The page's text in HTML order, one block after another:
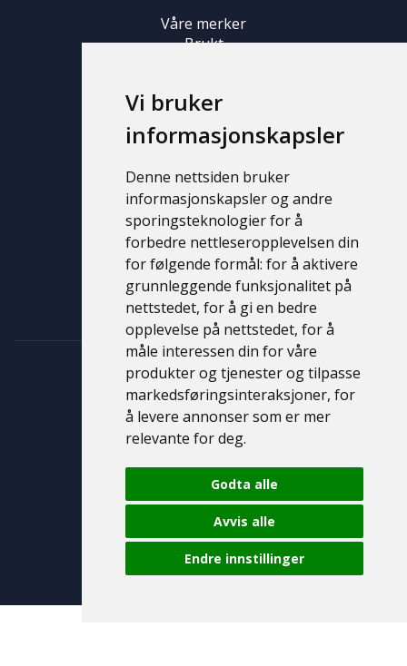
Vi bruker
informasjonskapsler
Denne nettsiden bruker
informasjonskapsler og andre
sporingsteknologier for å
forbedre nettleseropplevelsen din
for følgende formål: for å aktivere
grunnleggende funksjonalitet på
nettstedet, for å gi en bedre
opplevelse på nettstedet, for å
måle interessen din for våre
produkter og tjenester og tilpasse
markedsføringsinteraksjoner, for
å levere annonser som er mer
relevante for deg.
Godta alle
Avvis alle
Endre innstillinger
© 2026 Bil & Caravan Molde AS
Våre merker
Brukt
Campingvogn
Våre merker
Brukt
Ny
Support
Kontakt
Personvernerklæring